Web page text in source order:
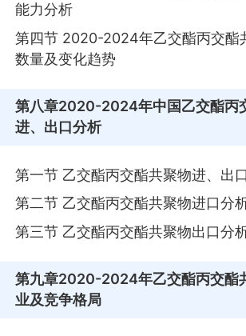
能力分析
第四节 2020-2024年乙交酯丙交酯
数量及变化趋势
第八章2020-2024年中国乙交酯丙
进、出口分析
第一节 乙交酯丙交酯共聚物进、出
第二节 乙交酯丙交酯共聚物进口分
第三节 乙交酯丙交酯共聚物出口分
第九章2020-2024年乙交酯丙交酯
业及竞争格局